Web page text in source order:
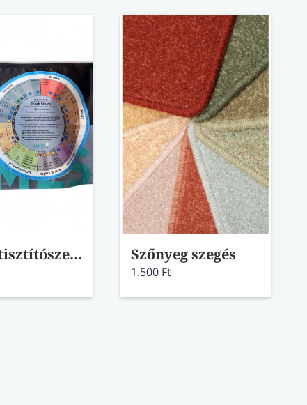
James tisztítószer szett szőnyegre/kárpitra Szőnyeg szegés
1.500 Ft